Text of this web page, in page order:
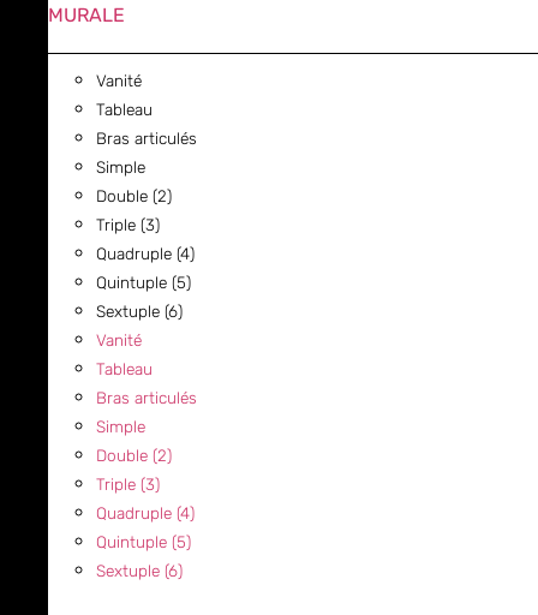
MURALE
Vanité
Tableau
Bras articulés
Simple
Double (2)
Triple (3)
Quadruple (4)
Quintuple (5)
Sextuple (6)
Vanité
Tableau
Bras articulés
Simple
Double (2)
Triple (3)
Quadruple (4)
Quintuple (5)
Sextuple (6)